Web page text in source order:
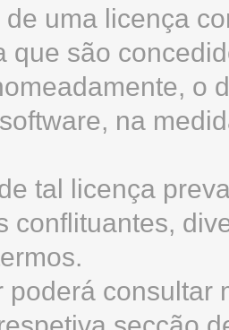
de uma licença
que são
o
na
tal licença
conflituantes,
poderá consultar